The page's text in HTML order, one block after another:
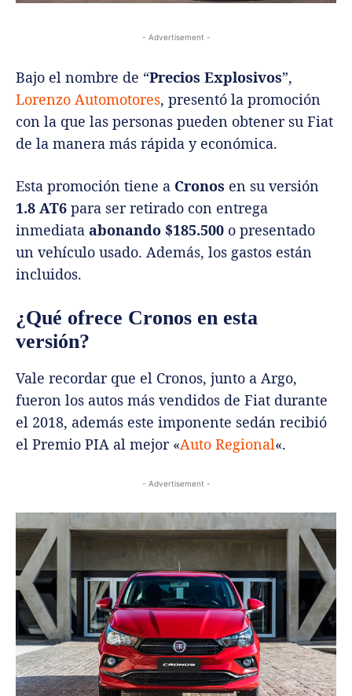
- Advertisement -
Bajo el nombre de “Precios Explosivos”,
Lorenzo Automotores, presentó la promoción
con la que las personas pueden obtener su Fiat
de la manera más rápida y económica.
Esta promoción tiene a Cronos en su versión
1.8 AT6 para ser retirado con entrega
inmediata abonando $185.500 o presentado
un vehículo usado. Además, los gastos están
incluidos.
¿Qué ofrece Cronos en esta
versión?
Vale recordar que el Cronos, junto a Argo,
fueron los autos más vendidos de Fiat durante
el 2018, además este imponente sedán recibió
el Premio PIA al mejor «Auto Regional«.
- Advertisement -